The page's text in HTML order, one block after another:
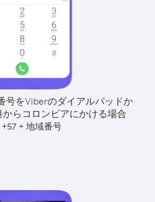
号をViberのダイアルパッドか
からコロンビアにかける場合
+57+ 地域番号